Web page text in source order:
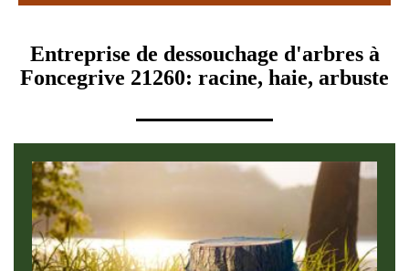
Entreprise de dessouchage d'arbres à
Foncegrive 21260: racine, haie, arbuste